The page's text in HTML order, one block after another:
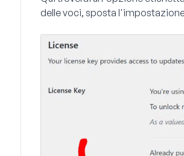
delle voci, sposta